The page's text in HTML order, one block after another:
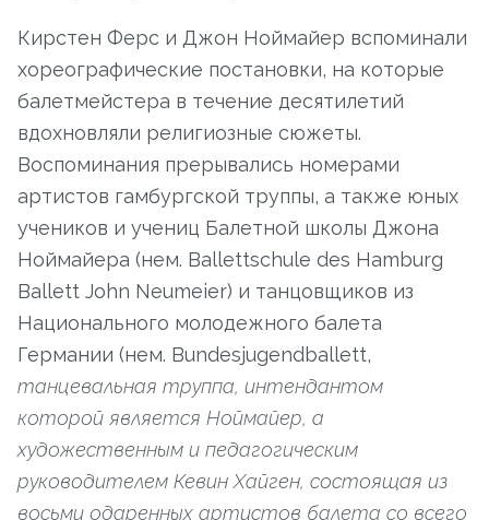
Кирстен Ферс и Джон Ноймайер вспоминали
хореографические постановки, на которые
балетмейстера в течение десятилетий
вдохновляли религиозные сюжеты.
Воспоминания прерывались номерами
артистов гамбургской труппы, а также юных
учеников и учениц Балетной школы Джона
Ноймайера (нем. Ballettschule des Hamburg
Ballett John Neumeier) и танцовщиков из
Национального молодежного балета
Германии (нем. Bundesjugendballett,
танцевальная труппа, интендантом
которой является Ноймайер, а
художественным и педагогическим
руководителем Кевин Хайген, состоящая из
восьми одаренных артистов балета со всего